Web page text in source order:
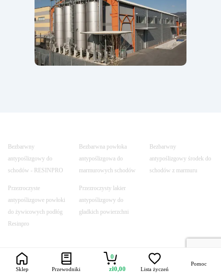
Bezbarwny
antypoślizgowy do
schodów - RESINPRO
Bezbarwna powłoka
antypoślizgowa do
marmurowych schodów
Bezbarwny
antypoślizgowy środek do
schodów z marmuru
Przezroczyste
antypoślizgowe powłoki
do żywicowych podłóg
Resinpro
Przezroczysty lakier
antypoślizgowy do
gładkich powierzchni
Trustpilot Szybka dostawa
transakcje
Uczynione
Sklep Przewodniki
0
zł0,00 Lista życzeń
Pomoc